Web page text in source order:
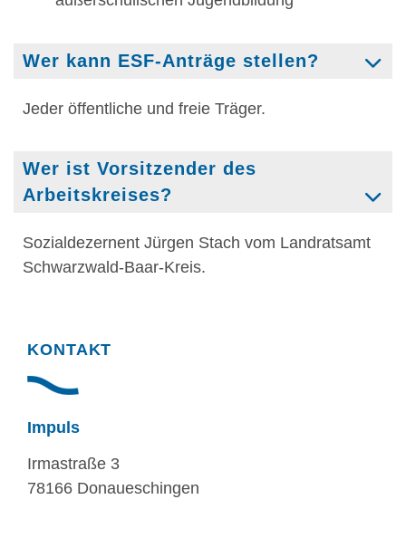
Wer kann ESF-Anträge stellen?
Jeder öffentliche und freie Träger.
Wer ist Vorsitzender des
Arbeitskreises?
Sozialdezernent Jürgen Stach vom Landratsamt
Schwarzwald-Baar-Kreis.
KONTAKT
Impuls
Irmastraße 3
78166 Donaueschingen